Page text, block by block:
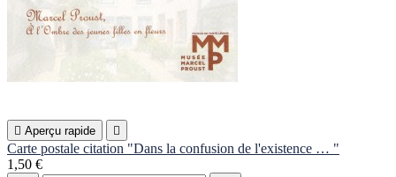
 Aperçu rapide 
Carte postale citation "Dans la confusion de l'existence … "
1,50 €